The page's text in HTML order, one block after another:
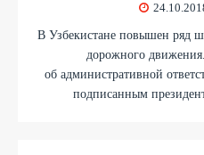
В Узбекистане повышен ряд
дорожного
об административной
подписанным